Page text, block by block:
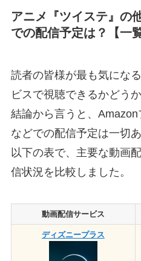
アニメ『ツイステ』の
での配信予定は？【一
読者の皆様が最も気にな
ビスで視聴できるかどうか
結論から言うと、
などでの配信予定は一切あ
以下の表で、主要な動画
信状況を比較しました。
動画配信サービス
ディズニープラス